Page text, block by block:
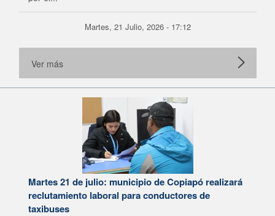
Martes, 21 Julio, 2026 - 17:12
Ver más
Martes 21 de julio: municipio de Copiapó realizará
reclutamiento laboral para conductores de
taxibuses